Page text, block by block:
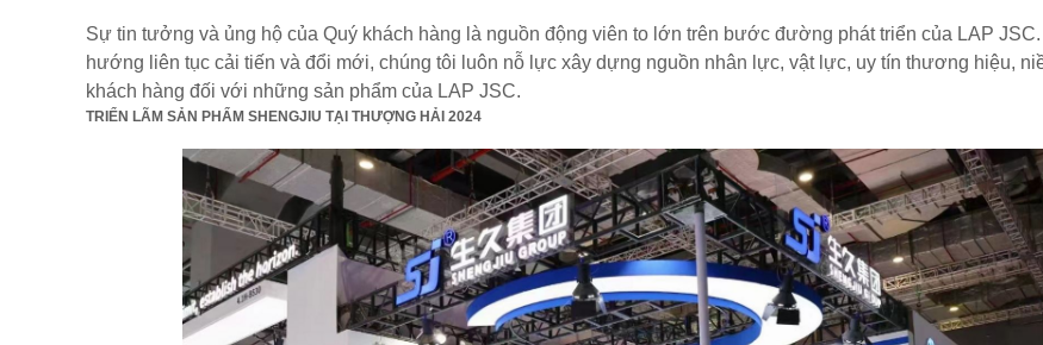
Sự tin tưởng và ủng hộ của Quý khách hàng là nguồn động viên to lớn trên bước đường phát triển của LAP
hướng liên tục cải tiến và đổi mới, chúng tôi luôn nỗ lực xây dựng nguồn nhân lực, vật lực, uy tín thương hiệu,
khách hàng đối với những sản phẩm của LAP JSC.
TRIỂN LÃM SẢN PHẨM SHENGJIU TẠI THƯỢNG HẢI 2024